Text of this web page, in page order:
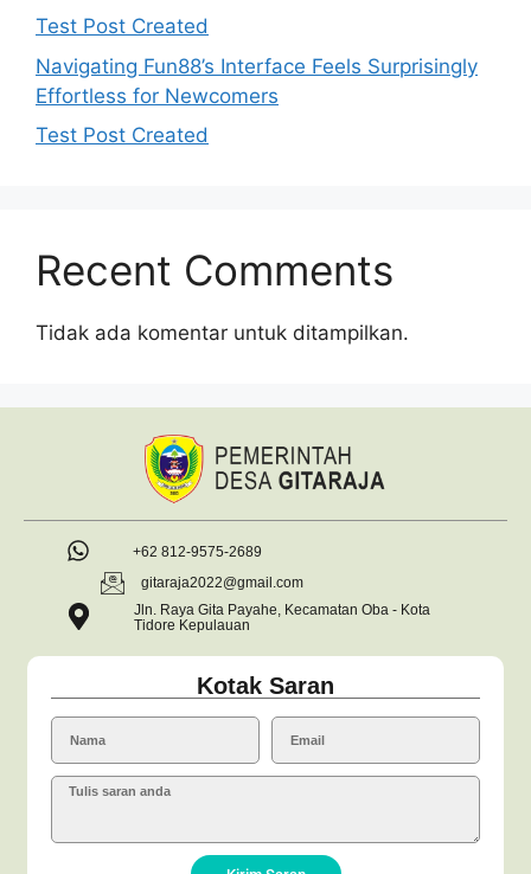
Test Post Created
Navigating Fun88’s Interface Feels Surprisingly
Effortless for Newcomers
Test Post Created
Recent Comments
Tidak ada komentar untuk ditampilkan.
+62 812-9575-2689
gitaraja2022@gmail.com
Jln. Raya Gita Payahe, Kecamatan Oba - Kota
Tidore Kepulauan
Kotak Saran